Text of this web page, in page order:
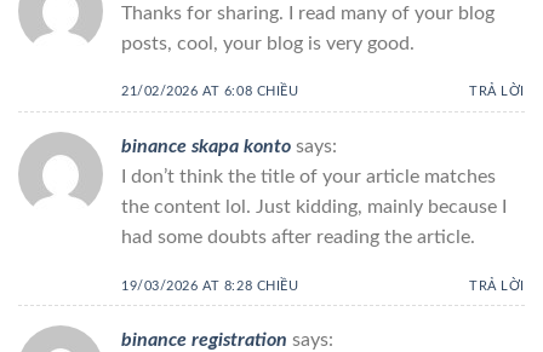
Thanks for sharing. I read many of your blog
posts, cool, your blog is very good.
21/02/2026 AT 6:08 CHIỀU TRẢ LỜI
binance skapa konto says:
I don’t think the title of your article matches
the content lol. Just kidding, mainly because I
had some doubts after reading the article.
19/03/2026 AT 8:28 CHIỀU TRẢ LỜI
binance registration says: